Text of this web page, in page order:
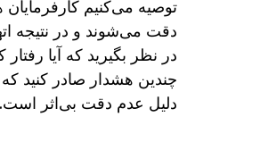
توصیه می‌کنیم
دقت می‌شوند و در نتیجه
در نظر بگیرید که آیا
چندین هشدار صادر کنید
دلیل عدم دقت بی‌اثر است.